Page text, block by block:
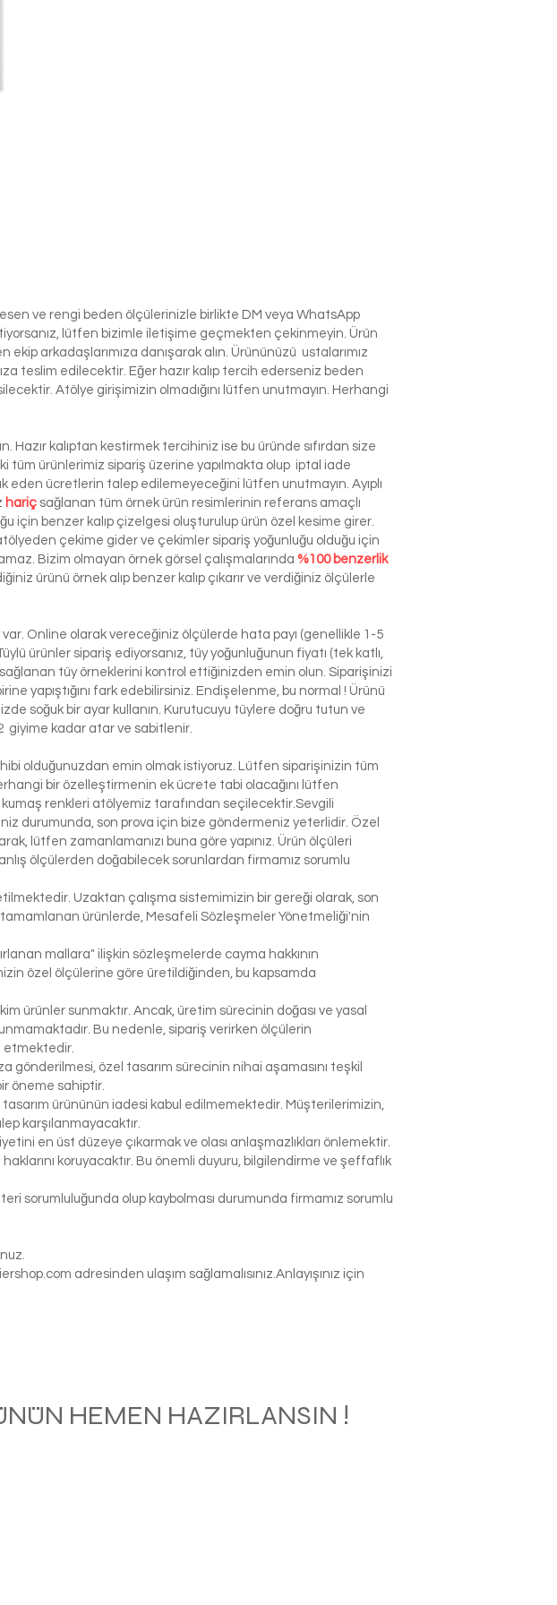
ve rengi beden ölçülerinizle birlikte DM veya WhatsApp
lütfen bizimle iletişime geçmekten çekinmeyin. Ürün
arkadaşlarımıza danışarak alın. Ürününüzü ustalarımız
teslim edilecektir. Eğer hazır kalıp tercih ederseniz beden
Atölye girişimizin olmadığını lütfen unutmayın. Herhangi
Hazır kalıptan kestirmek tercihiniz ise bu üründe sıfırdan size
tüm ürünlerimiz sipariş üzerine yapılmakta olup iptal iade
ücretlerin talep edilemeyeceğini lütfen unutmayın. Ayıplı
hariç sağlanan tüm örnek ürün resimlerinin referans amaçlı
için benzer kalıp çizelgesi oluşturulup ürün özel kesime girer.
çekime gider ve çekimler sipariş yoğunluğu olduğu için
Bizim olmayan örnek görsel çalışmalarında %100 benzerlik
ürünü örnek alıp benzer kalıp çıkarır ve verdiğiniz ölçülerle
var. Online olarak vereceğiniz ölçülerde hata payı (genellikle 1-5
ürünler sipariş ediyorsanız, tüy yoğunluğunun fiyatı (tek katlı,
tüy örneklerini kontrol ettiğinizden emin olun. Siparişinizi
yapıştığını fark edebilirsiniz. Endişelenme, bu normal ! Ürünü
soğuk bir ayar kullanın. Kurutucuyu tüylere doğru tutun ve
2 giyime kadar atar ve sabitlenir.
olduğunuzdan emin olmak istiyoruz. Lütfen siparişinizin tüm
bir özelleştirmenin ek ücrete tabi olacağını lütfen
renkleri atölyemiz tarafından seçilecektir.Sevgili
durumunda, son prova için bize göndermeniz yeterlidir. Özel
lütfen zamanlamanızı buna göre yapınız. Ürün ölçüleri
ölçülerden doğabilecek sorunlardan firmamız sorumlu
Uzaktan çalışma sistemimizin bir gereği olarak, son
ürünlerde, Mesafeli Sözleşmeler Yönetmeliği'nin
mallara" ilişkin sözleşmelerde cayma hakkının
özel ölçülerine göre üretildiğinden, bu kapsamda
ürünler sunmaktır. Ancak, üretim sürecinin doğası ve yasal
Bu nedenle, sipariş verirken ölçülerin
etmektedir.
gönderilmesi, özel tasarım sürecinin nihai aşamasını teşkil
öneme sahiptir.
ürününün iadesi kabul edilmemektedir. Müşterilerimizin,
karşılanmayacaktır.
en üst düzeye çıkarmak ve olası anlaşmazlıkları önlemektir.
koruyacaktır. Bu önemli duyuru, bilgilendirme ve şeffaflık
sorumluluğunda olup kaybolması durumunda firmamız sorumlu
adresinden ulaşım sağlamalısınız.Anlayışınız için
HEMEN HAZIRLANSIN !